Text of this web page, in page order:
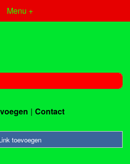
Menu +
Contact
toevoegen